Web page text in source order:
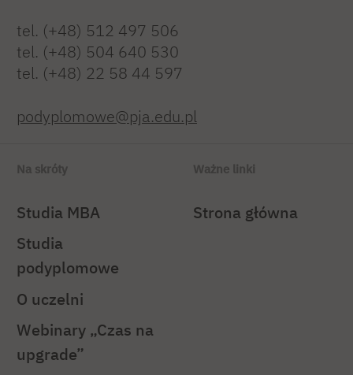
tel. (+48) 512 497 506
tel. (+48) 504 640 530
tel. (+48) 22 58 44 597
podyplomowe@pja.edu.pl
Na skróty
Studia MBA
Studia
podyplomowe
O uczelni
Webinary „Czas na
upgrade”
Ważne linki
Strona główna